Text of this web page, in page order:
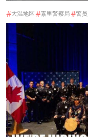
#大温地区#素里警察局#警员